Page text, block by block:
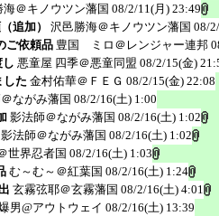
海＠キノウツン藩国 08/2/11(月) 23:49
追加）
沢邑勝海＠キノウツン藩国 08/
ご依頼品 豊国 ミロ＠レンジャー連邦
悪童屋 四季＠悪童同盟 08/2/15(金)
した 金村佑華＠ＦＥＧ 08/2/15(金) 22:08
ながみ藩国 08/2/16(土) 1:00
影法師＠ながみ藩国 08/2/16(土) 1:02
影法師＠ながみ藩国 08/2/16(土) 1:02
世界忍者国 08/2/16(土) 1:03
む～む～＠紅葉国 08/2/16(土) 1:24
玄霧弦耶＠玄霧藩国 08/2/16(土) 4:01
男@アウトウェイ 08/2/16(土) 13:39